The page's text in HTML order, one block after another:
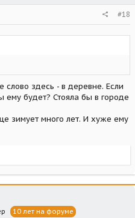
#18
слово здесь - в деревне. Если
будет? Стояла бы в городе
зимует много лет. И хуже ему
10 лет на форуме